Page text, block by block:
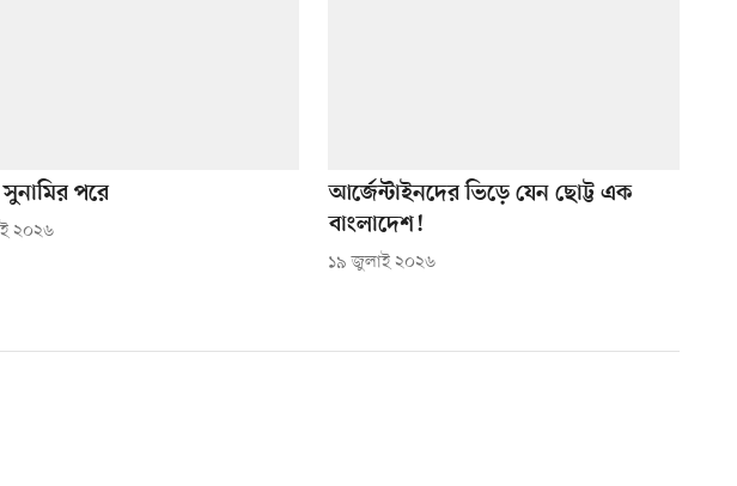
পরে
২০২৬
আর্জেন্টাইনদের ভিড়ে যেন ছোট্ট এক
বাংলাদেশ!
১৯ জুলাই ২০২৬